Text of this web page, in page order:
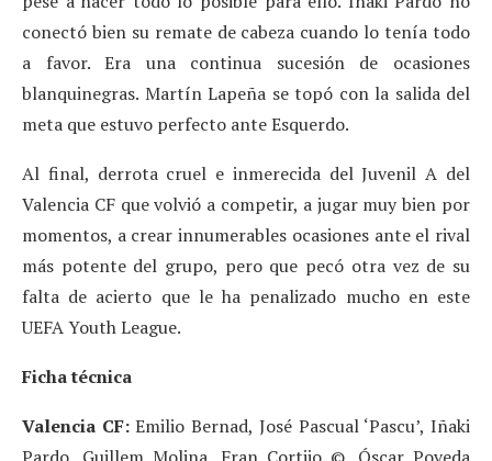
conectó bien su remate de cabeza cuando lo tenía todo
a favor. Era una continua sucesión de ocasiones
blanquinegras. Martín Lapeña se topó con la salida del
meta que estuvo perfecto ante Esquerdo.
Al final, derrota cruel e inmerecida del Juvenil A del
Valencia CF que volvió a competir, a jugar muy bien por
momentos, a crear innumerables ocasiones ante el rival
más potente del grupo, pero que pecó otra vez de su
falta de acierto que le ha penalizado mucho en este
UEFA Youth League.
Ficha técnica
Valencia CF:Emilio Bernad, José Pascual ‘Pascu’, Iñaki
Pardo, Guillem Molina, Fran Cortijo ©, Óscar Poveda